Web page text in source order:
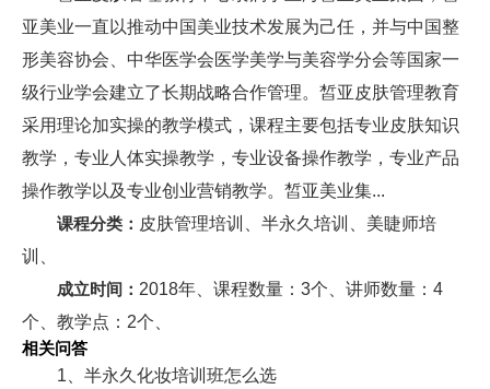
亚美业一直以推动中国美业技术发展为己任，并与中国整
形美容协会、中华医学会医学美学与美容学分会等国家一
级行业学会建立了长期战略合作管理。皙亚皮肤管理教育
采用理论加实操的教学模式，课程主要包括专业皮肤知识
教学，专业人体实操教学，专业设备操作教学，专业产品
操作教学以及专业创业营销教学。皙亚美业集...
课程分类： 皮肤管理培训、半永久培训、美睫师培
训、
成立时间： 2018年、课程数量：3个、讲师数量：4
个、教学点：2个、
相关问答
1、半永久化妆培训班怎么选